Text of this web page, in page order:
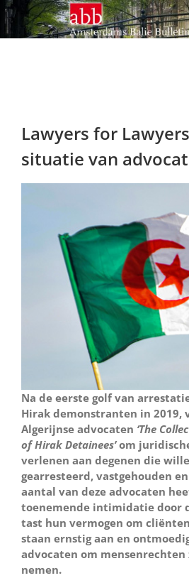
Ga
naar
inhoud
Lawyers for
situatie van
Na de eerste golf van
Hirak demonstranten in 2019,
Algerijnse advocaten ‘The
of Hirak Detainees’om
verlenen aan degenen die
gearresteerd, vastgehouden
aantal van deze advocaten
toenemende intimidatie door
tast hun vermogen om
staan ernstig aan en
advocaten om mensenrechten
nemen.